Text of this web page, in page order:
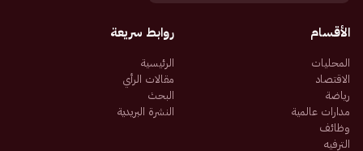
الأقسام
المحليات
الاقتصاد
رياضة
مدارات عالمية
وظائف
الترفيه
روابط سريعة
الرئيسية
مقالات الرأي
البحث
النشرة البريدية